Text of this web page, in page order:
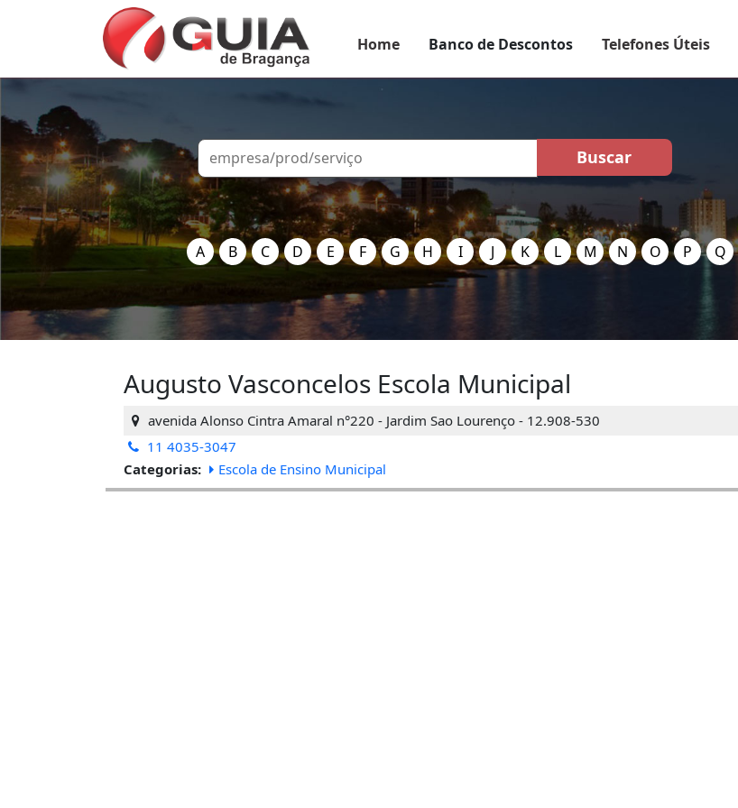
Home Banco de Descontos Telefones Úteis
A B C D E F G H I J K L M N O P Q
Augusto Vasconcelos Escola Municipal
avenida Alonso Cintra Amaral n°220 - Jardim Sao Lourenço - 12.908-530
11 4035-3047
Categorias:
Escola de Ensino Municipal